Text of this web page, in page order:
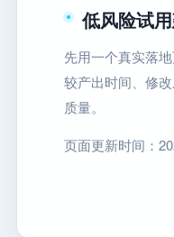
低风险试
先用一个真实落
较产出时间、修
质量。
页面更新时间：